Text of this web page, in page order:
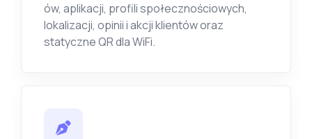
ów, aplikacji, profili społecznościowych,
lokalizacji, opinii i akcji klientów oraz
statyczne QR dla WiFi.